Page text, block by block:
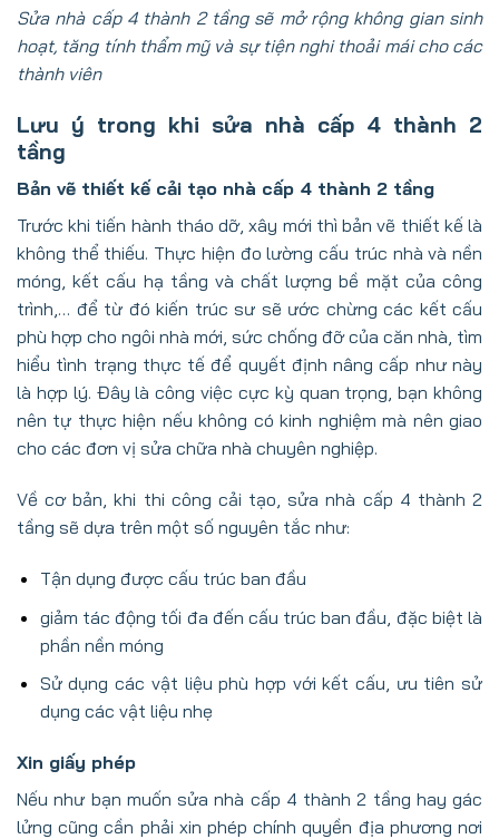
Sửa nhà cấp 4 thành 2 tầng sẽ mở rộng không gian sinh
hoạt, tăng tính thẩm mỹ và sự tiện nghi thoải mái cho các
thành viên
Lưu ý trong khi sửa nhà cấp 4 thành 2
tầng
Bản vẽ thiết kế cải tạo nhà cấp 4 thành 2 tầng
Trước khi tiến hành tháo dỡ, xây mới thì bản vẽ thiết kế là
không thể thiếu. Thực hiện đo lường cấu trúc nhà và nền
móng, kết cấu hạ tầng và chất lượng bề mặt của công
trình,… để từ đó kiến trúc sư sẽ ước chừng các kết cấu
phù hợp cho ngôi nhà mới, sức chống đỡ của căn nhà, tìm
hiểu tình trạng thực tế để quyết định nâng cấp như này
là hợp lý. Đây là công việc cực kỳ quan trọng, bạn không
nên tự thực hiện nếu không có kinh nghiệm mà nên giao
cho các đơn vị sửa chữa nhà chuyên nghiệp.
Về cơ bản, khi thi công cải tạo, sửa nhà cấp 4 thành 2
tầng sẽ dựa trên một số nguyên tắc như:
Tận dụng được cấu trúc ban đầu
giảm tác động tối đa đến cấu trúc ban đầu, đặc biệt là
phần nền móng
Sử dụng các vật liệu phù hợp với kết cấu, ưu tiên sử
dụng các vật liệu nhẹ
Xin giấy phép
Nếu như bạn muốn sửa nhà cấp 4 thành 2 tầng hay gác
lửng cũng cần phải xin phép chính quyền địa phương nơi